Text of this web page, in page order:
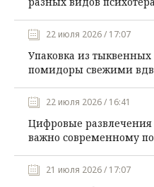
22 июля 2026 / 17:07
Упаковка из тыквенных
помидоры свежими
22 июля 2026 / 16:41
Цифровые
важно современному
21 июля 2026 / 17:07